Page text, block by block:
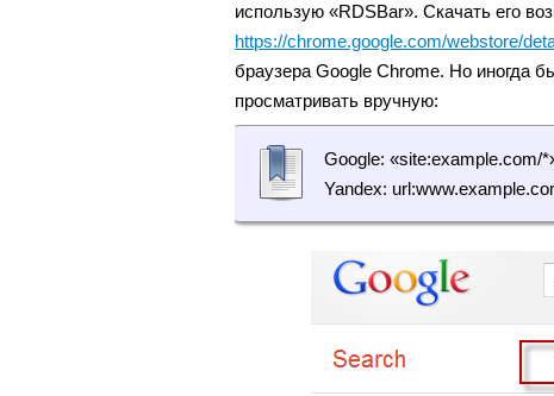
использую «RDSBar». Скачать его
https://chrome.google.com/webstore/
браузера Google Chrome. Но иногда
просматривать вручную:
Google: «site:example.com/
Yandex: